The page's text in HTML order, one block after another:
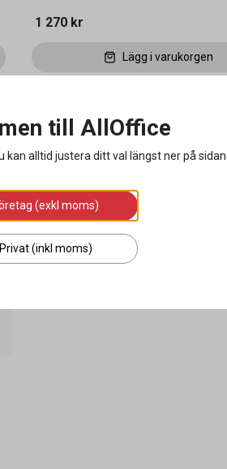
1 270 kr
Lägg i varukorgen
till AllOffice
kan alltid justera ditt val längst ner på
(exkl moms)
Privat (inkl moms)